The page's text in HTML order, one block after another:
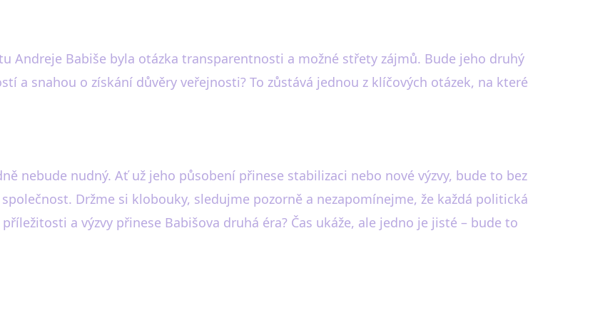
Andreje Babiše byla otázka transparentnosti a možné střety zájmů. Bude jeho druhý
a snahou o získání důvěry veřejnosti? To zůstává jednou z klíčových otázek, na které
nebude nudný. Ať už jeho působení přinese stabilizaci nebo nové výzvy, bude to bez
Držme si klobouky, sledujme pozorně a nezapomínejme, že každá politická
a výzvy přinese Babišova druhá éra? Čas ukáže, ale jedno je jisté – bude to